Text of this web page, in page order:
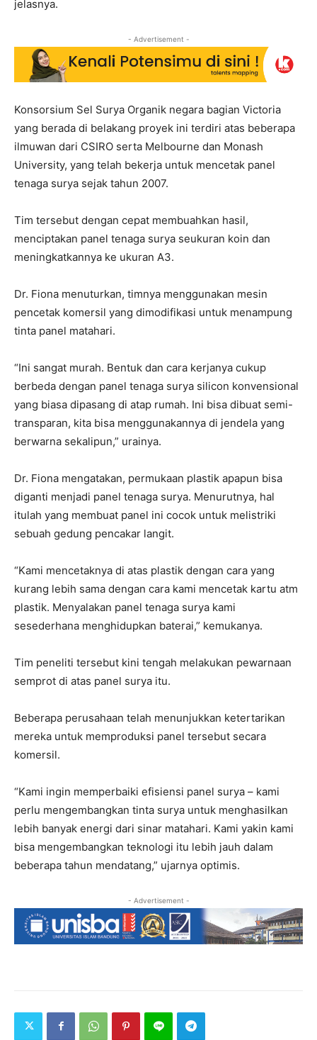
jelasnya.
- Advertisement -
Konsorsium Sel Surya Organik negara bagian Victoria
yang berada di belakang proyek ini terdiri atas beberapa
ilmuwan dari CSIRO serta Melbourne dan Monash
University, yang telah bekerja untuk mencetak panel
tenaga surya sejak tahun 2007.
Tim tersebut dengan cepat membuahkan hasil,
menciptakan panel tenaga surya seukuran koin dan
meningkatkannya ke ukuran A3.
Dr. Fiona menuturkan, timnya menggunakan mesin
pencetak komersil yang dimodifikasi untuk menampung
tinta panel matahari.
“Ini sangat murah. Bentuk dan cara kerjanya cukup
berbeda dengan panel tenaga surya silicon konvensional
yang biasa dipasang di atap rumah. Ini bisa dibuat semi-
transparan, kita bisa menggunakannya di jendela yang
berwarna sekalipun,” urainya.
Dr. Fiona mengatakan, permukaan plastik apapun bisa
diganti menjadi panel tenaga surya. Menurutnya, hal
itulah yang membuat panel ini cocok untuk melistriki
sebuah gedung pencakar langit.
“Kami mencetaknya di atas plastik dengan cara yang
kurang lebih sama dengan cara kami mencetak kartu atm
plastik. Menyalakan panel tenaga surya kami
sesederhana menghidupkan baterai,” kemukanya.
Tim peneliti tersebut kini tengah melakukan pewarnaan
semprot di atas panel surya itu.
Beberapa perusahaan telah menunjukkan ketertarikan
mereka untuk memproduksi panel tersebut secara
komersil.
“Kami ingin memperbaiki efisiensi panel surya – kami
perlu mengembangkan tinta surya untuk menghasilkan
lebih banyak energi dari sinar matahari. Kami yakin kami
bisa mengembangkan teknologi itu lebih jauh dalam
beberapa tahun mendatang,” ujarnya optimis.
- Advertisement -